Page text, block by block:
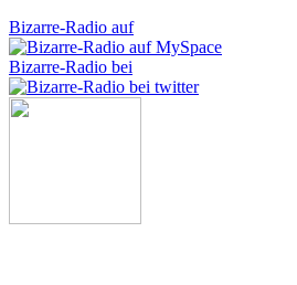
Bizarre-Radio auf
Bizarre-Radio bei